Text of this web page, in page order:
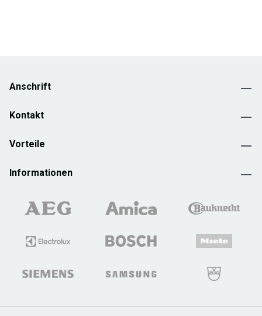
Anschrift
Kontakt
Vorteile
Informationen